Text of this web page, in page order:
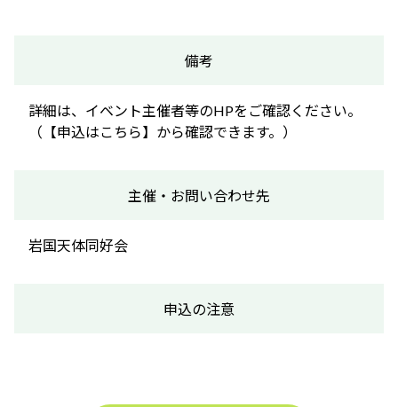
備考
詳細は、イベント主催者等のHPをご確認ください。
（【申込はこちら】から確認できます。）
主催・お問い合わせ先
岩国天体同好会
申込の注意